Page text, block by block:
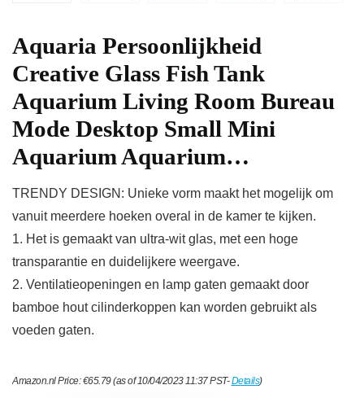
Aquaria Persoonlijkheid
Creative Glass Fish Tank
Aquarium Living Room Bureau
Mode Desktop Small Mini
Aquarium Aquarium…
TRENDY DESIGN: Unieke vorm maakt het mogelijk om
vanuit meerdere hoeken overal in de kamer te kijken.
1. Het is gemaakt van ultra-wit glas, met een hoge
transparantie en duidelijkere weergave.
2. Ventilatieopeningen en lamp gaten gemaakt door
bamboe hout cilinderkoppen kan worden gebruikt als
voeden gaten.
Amazon.nl Price:€65.79(as of 10/04/2023 11:37 PST-Details)